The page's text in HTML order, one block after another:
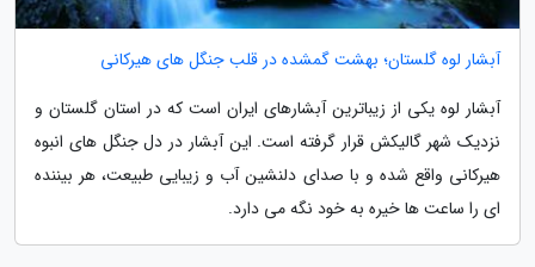
آبشار لوه گلستان؛ بهشت گمشده در قلب جنگل های هیرکانی
آبشار لوه یکی از زیباترین آبشارهای ایران است که در استان گلستان و
نزدیک شهر گالیکش قرار گرفته است. این آبشار در دل جنگل های انبوه
هیرکانی واقع شده و با صدای دلنشین آب و زیبایی طبیعت، هر بیننده
ای را ساعت ها خیره به خود نگه می دارد.